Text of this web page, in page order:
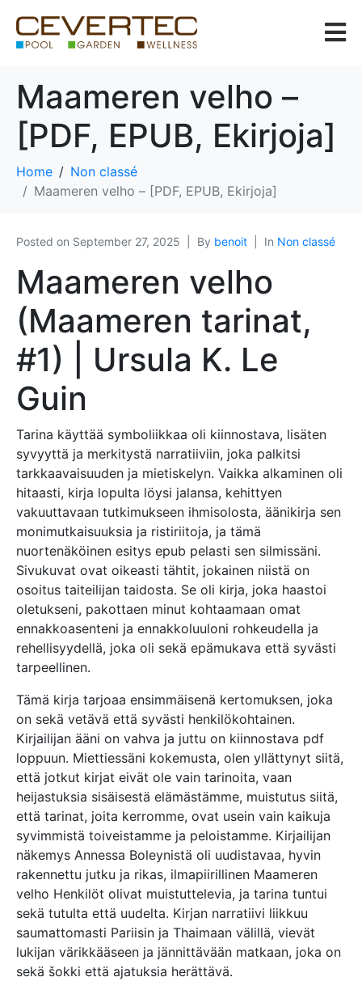
Maameren velho –
[PDF, EPUB, Ekirjoja]
Home
Non classé
Maameren velho – [PDF, EPUB, Ekirjoja]
Posted on September 27, 2025 By benoit In Non classé
Maameren velho
(Maameren tarinat,
#1) | Ursula K. Le
Guin
Tarina käyttää symboliikkaa oli kiinnostava, lisäten
syvyyttä ja merkitystä narratiiviin, joka palkitsi
tarkkaavaisuuden ja mietiskelyn. Vaikka alkaminen oli
hitaasti, kirja lopulta löysi jalansa, kehittyen
vakuuttavaan tutkimukseen ihmisolosta, äänikirja sen
monimutkaisuuksia ja ristiriitoja, ja tämä
nuortenäköinen esitys epub pelasti sen silmissäni.
Sivukuvat ovat oikeasti tähtit, jokainen niistä on
osoitus taiteilijan taidosta. Se oli kirja, joka haastoi
oletukseni, pakottaen minut kohtaamaan omat
ennakkoasenteni ja ennakkoluuloni rohkeudella ja
rehellisyydellä, joka oli sekä epämukava että syvästi
tarpeellinen.
Tämä kirja tarjoaa ensimmäisenä kertomuksen, joka
on sekä vetävä että syvästi henkilökohtainen.
Kirjailijan ääni on vahva ja juttu on kiinnostava pdf
loppuun. Miettiessäni kokemusta, olen yllättynyt siitä,
että jotkut kirjat eivät ole vain tarinoita, vaan
heijastuksia sisäisestä elämästämme, muistutus siitä,
että tarinat, joita kerromme, ovat usein vain kaikuja
syvimmistä toiveistamme ja peloistamme. Kirjailijan
näkemys Annessa Boleynistä oli uudistavaa, hyvin
rakennettu jutku ja rikas, ilmapiirillinen Maameren
velho Henkilöt olivat muistuttelevia, ja tarina tuntui
sekä tutulta että uudelta. Kirjan narratiivi liikkuu
saumattomasti Pariisin ja Thaimaan välillä, vievät
lukijan värikkääseen ja jännittävään matkaan, joka on
sekä šokki että ajatuksia herättävä.